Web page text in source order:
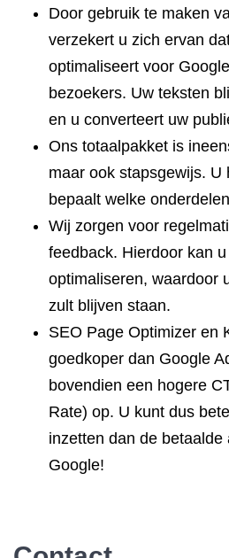
Door gebruik te maken
verzekert u zich ervan
optimaliseert voor
bezoekers. Uw teksten
en u converteert uw
Ons totaalpakket is
maar ook stapsgewijs. U
bepaalt welke
Wij zorgen voor
feedback. Hierdoor kan
optimaliseren, waardoor
zult blijven staan.
SEO Page Optimizer en
goedkoper dan Google
bovendien een hogere
Rate) op. U kunt dus
inzetten dan de betaalde
Google!